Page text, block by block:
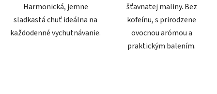
Harmonická, jemne
sladkastá chuť ideálna na
každodenné vychutnávanie.
šťavnatej maliny. Bez
kofeínu, s prirodzene
ovocnou arómou a
praktickým balením.